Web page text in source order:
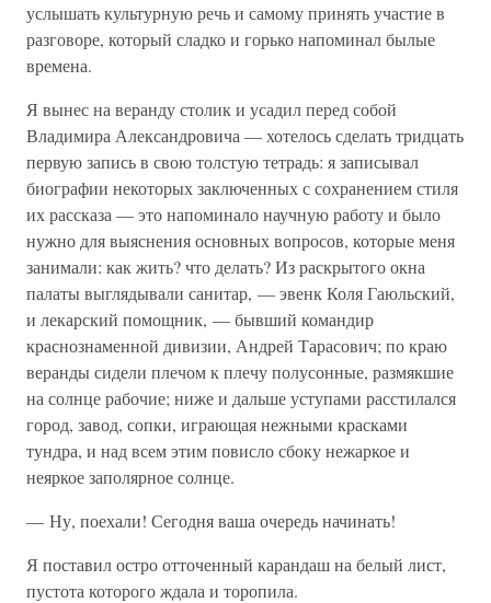
услышать культурную речь и самому принять участие в
разговоре, который сладко и горько напоминал былые
времена.
Я вынес на веранду столик и усадил перед собой
Владимира Александровича — хотелось сделать тридцать
первую запись в свою толстую тетрадь: я записывал
биографии некоторых заключенных с сохранением стиля
их рассказа — это напоминало научную работу и было
нужно для выяснения основных вопросов, которые меня
занимали: как жить? что делать? Из раскрытого окна
палаты выглядывали санитар, — эвенк Коля Гаюльский,
и лекарский помощник, — бывший командир
краснознаменной дивизии, Андрей Тарасович; по краю
веранды сидели плечом к плечу полусонные, размякшие
на солнце рабочие; ниже и дальше уступами расстилался
город, завод, сопки, играющая нежными красками
тундра, и над всем этим повисло сбоку нежаркое и
неяркое заполярное солнце.
— Ну, поехали! Сегодня ваша очередь начинать!
Я поставил остро отточенный карандаш на белый лист,
пустота которого ждала и торопила.